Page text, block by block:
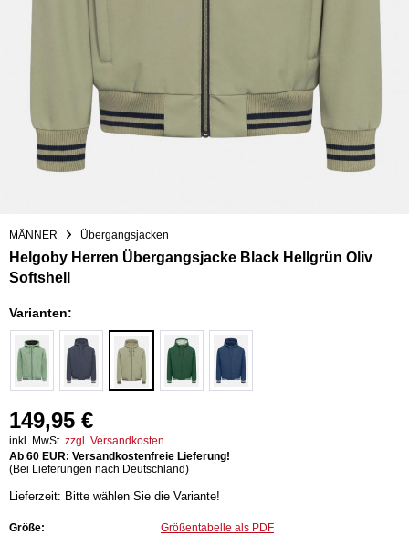
MÄNNER Übergangsjacken
Helgoby Herren Übergangsjacke Black Hellgrün Oliv
Softshell
Varianten:
149,95 €
inkl. MwSt. zzgl. Versandkosten
Ab 60 EUR: Versandkostenfreie Lieferung!
(Bei Lieferungen nach Deutschland)
Lieferzeit: Bitte wählen Sie die Variante!
Größe: Größentabelle als PDF